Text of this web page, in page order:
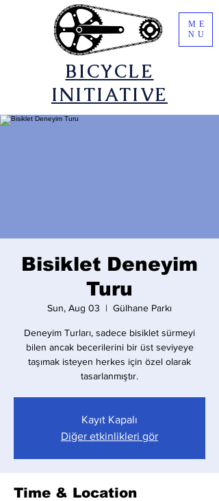
​BICYCLE
INITIATIVE
ME
NU
Bisiklet Deneyim
Turu
Sun, Aug 03
  |
Gülhane Parkı
Deneyim Turları, sadece bisiklet sürmeyi
bilen ancak becerilerini bir üst seviyeye
taşımak isteyen herkes için özel olarak
tasarlanmıştır.
Kayıt Kapalı
Diğer etkinlikleri gör
Time & Location